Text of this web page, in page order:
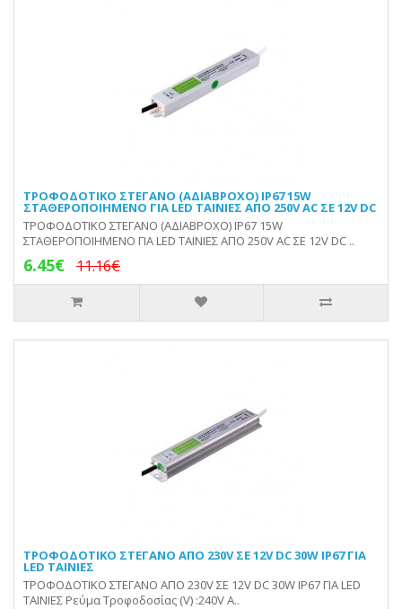
ΤΡΟΦΟΔΟΤΙΚΟ ΣΤΕΓΑΝΟ (ΑΔΙΑΒΡΟΧΟ) IP67 15W
ΣΤΑΘΕΡΟΠΟΙΗΜΕΝΟ ΓΙΑ LED ΤΑΙΝΙΕΣ ΑΠΟ 250V AC ΣΕ 12V DC
ΤΡΟΦΟΔΟΤΙΚΟ ΣΤΕΓΑΝΟ (ΑΔΙΑΒΡΟΧΟ) IP67 15W
ΣΤΑΘΕΡΟΠΟΙΗΜΕΝΟ ΓΙΑ LED ΤΑΙΝΙΕΣ ΑΠΟ 250V AC ΣΕ 12V DC ..
6.45€ 11.16€
ΤΡΟΦΟΔΟΤΙΚΟ ΣΤΕΓΑΝΟ ΑΠΟ 230V ΣΕ 12V DC 30W IP67 ΓΙΑ
LED ΤΑΙΝΙΕΣ
ΤΡΟΦΟΔΟΤΙΚΟ ΣΤΕΓΑΝΟ ΑΠΟ 230V ΣΕ 12V DC 30W IP67 ΓΙΑ LED
ΤΑΙΝΙΕΣ Ρεύμα Τροφοδοσίας (V) :240V A..